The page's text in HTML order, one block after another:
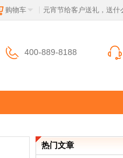
购物车 元宵节给客户送礼，送什
400-889-8188
热门文章